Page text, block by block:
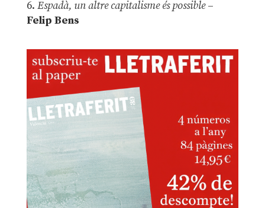
6. Espadà, un altre capitalisme és possible –
Felip Bens